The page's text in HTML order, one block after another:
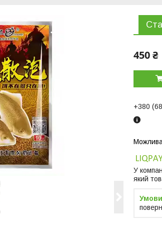
450 ₴
+380
У
який